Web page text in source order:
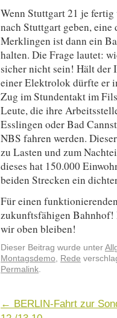
Wenn Stuttgart 21 je
nach Stuttgart geben,
Merklingen ist dann ein
halten. Die Frage lautet:
sicher nicht sein! Hält
einer Elektrolok dürfte er
Zug im Stundentakt im
Leute, die ihre
Esslingen oder Bad
NBS fahren werden.
zu Lasten und zum
dieses hat 150.000
beiden Strecken ein
Für einen
zukunftsfähigen Bahnhof!
wir oben bleiben!
Dieser Beitrag wurde unter
Montagsdemo, Rede
Permalink.
← BERLIN-Fahrt zur